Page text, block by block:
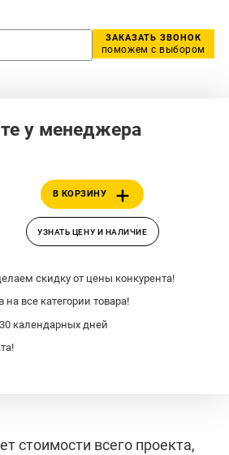
ЗАКАЗАТЬ ЗВОНОК
поможем с выбором
у менеджера
В КОРЗИНУ
УЗНАТЬ ЦЕНУ И НАЛИЧИЕ
скидку от цены конкурента!
на все категории товара!
календарных дней
стоимости всего проекта,